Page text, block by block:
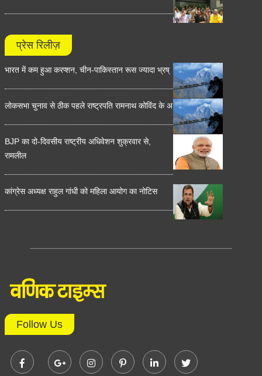
प्रेस रिलीज़
भारत में कम हुआ करप्शन, चीन-पाकिस्तान रूस ज्यादा भ्रष्
लोकसभा चुनाव से ठीक पहले राष्ट्रपति रामनाथ कोविंद के अ
BJP का दो-दिवसीय राष्ट्रीय अधिवेशन शुक्रवार से,
रामलील
कांग्रेस अध्यक्ष राहुल गांधी को महिला आयोग का नोटिस
Follow Us